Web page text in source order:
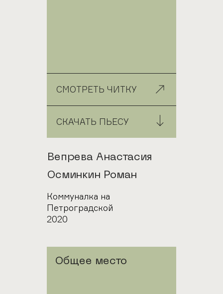
СМОТРЕТЬ ЧИТКУ
СКАЧАТЬ ПЬЕСУ
Авторы
Вепрева Анастасия
Осминкин Роман
Город
Коммуналка на
Петроградской
Год
2020
Общее место